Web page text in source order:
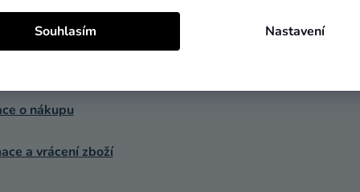
Nastavení
Souhlasím
a platba
o nákupu
a vrácení zboží
Spolupráce s Blogermi